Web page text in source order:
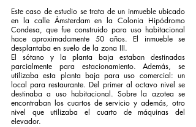
Este caso de estudio se trata de un inmueble ubicado
en la calle Ámsterdam en la Colonia Hipódromo
Condesa, que fue construido para uso habitacional
hace aproximadamente 50 años. El inmueble se
desplantaba en suelo de la zona III.
El sótano y la planta baja estaban destinadas
parcialmente para estacionamiento. Además, se
utilizaba esta planta baja para uso comercial: un
local para restaurante. Del primer al octavo nivel se
destinaba a uso habitacional. Sobre la azotea se
encontraban los cuartos de servicio y además, otro
nivel que utilizaba el cuarto de máquinas del
elevador.